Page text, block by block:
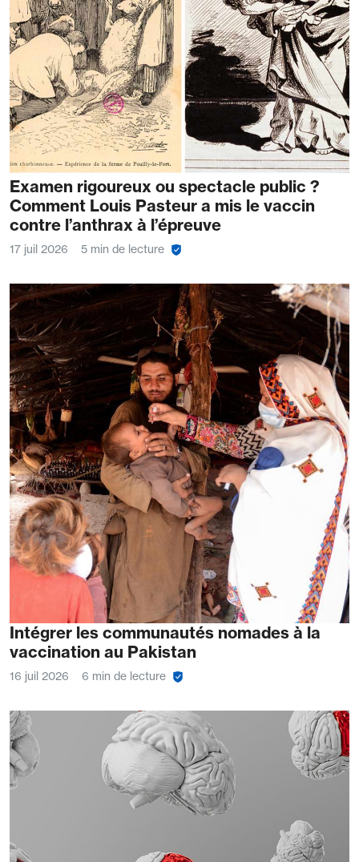
Examen rigoureux ou spectacle public ?
Comment Louis Pasteur a mis le vaccin
contre l’anthrax à l’épreuve
17 juil 2026 5 min de lecture
Intégrer les communautés nomades à la
vaccination au Pakistan
16 juil 2026 6 min de lecture